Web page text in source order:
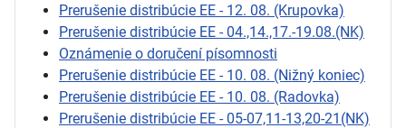
Prerušenie distribúcie EE - 12. 08. (Krupovka)
Prerušenie distribúcie EE - 04.,14.,17.-19.08.(NK)
Oznámenie o doručení písomnosti
Prerušenie distribúcie EE - 10. 08. (Nižný koniec)
Prerušenie distribúcie EE - 10. 08. (Radovka)
Prerušenie distribúcie EE - 05-07,11-13,20-21(NK)